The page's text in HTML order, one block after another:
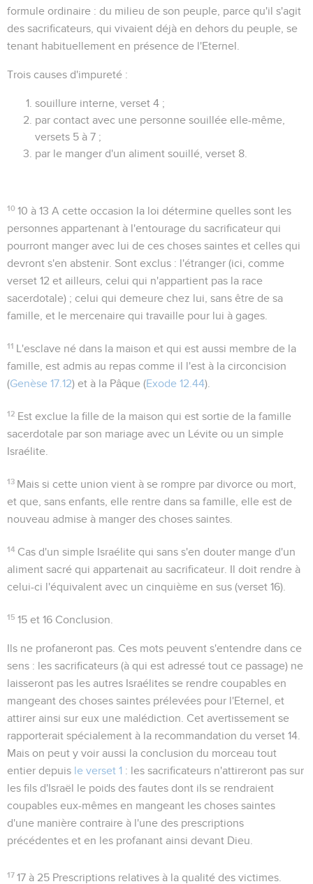
formule ordinaire : du milieu de son peuple , parce qu'il s'agit
des sacrificateurs, qui vivaient déjà en dehors du peuple, se
tenant habituellement en présence de l'Eternel.
Trois causes d'impureté :
souillure interne, verset 4 ;
par contact avec une personne souillée elle-même,
versets 5 à 7 ;
par le manger d'un aliment souillé, verset 8.
10 10 à 13 A cette occasion la loi détermine quelles sont les
personnes appartenant à l'entourage du sacrificateur qui
pourront manger avec lui de ces choses saintes et celles qui
devront s'en abstenir. Sont exclus : l'étranger (ici, comme
verset 12 et ailleurs, celui qui n'appartient pas la race
sacerdotale) ; celui qui demeure chez lui, sans être de sa
famille, et le mercenaire qui travaille pour lui à gages.
11 L'esclave né dans la maison et qui est aussi membre de la
famille, est admis au repas comme il l'est à la circoncision
(Genèse 17.12) et à la Pâque (Exode 12.44).
12 Est exclue la fille de la maison qui est sortie de la famille
sacerdotale par son mariage avec un Lévite ou un simple
Israélite.
13 Mais si cette union vient à se rompre par divorce ou mort,
et que, sans enfants, elle rentre dans sa famille, elle est de
nouveau admise à manger des choses saintes.
14 Cas d'un simple Israélite qui sans s'en douter mange d'un
aliment sacré qui appartenait au sacrificateur. Il doit rendre à
celui-ci l'équivalent avec un cinquième en sus (verset 16).
15 15 et 16 Conclusion.
Ils ne profaneront pas . Ces mots peuvent s'entendre dans ce
sens : les sacrificateurs (à qui est adressé tout ce passage) ne
laisseront pas les autres Israélites se rendre coupables en
mangeant des choses saintes prélevées pour l'Eternel, et
attirer ainsi sur eux une malédiction. Cet avertissement se
rapporterait spécialement à la recommandation du verset 14.
Mais on peut y voir aussi la conclusion du morceau tout
entier depuis le verset 1 : les sacrificateurs n'attireront pas sur
les fils d'Israël le poids des fautes dont ils se rendraient
coupables eux-mêmes en mangeant les choses saintes
d'une manière contraire à l'une des prescriptions
précédentes et en les profanant ainsi devant Dieu.
17 17 à 25 Prescriptions relatives à la qualité des victimes.